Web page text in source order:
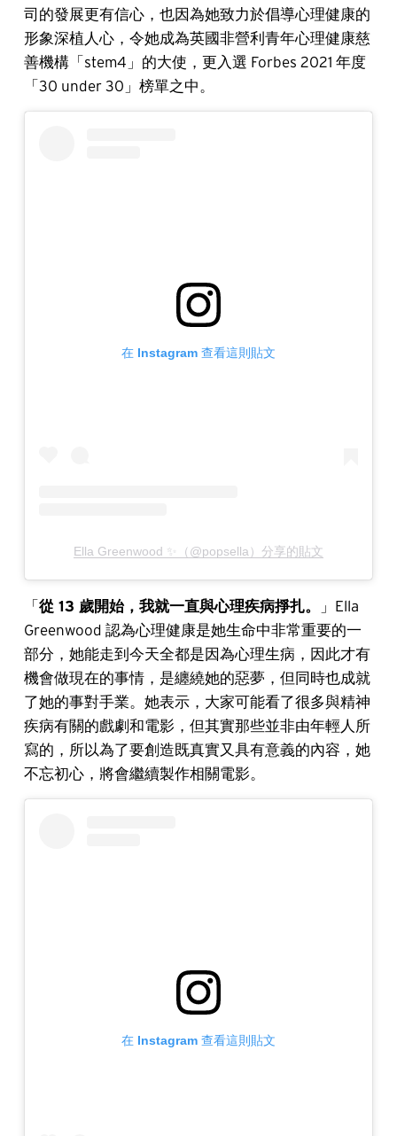
司的發展更有信心，也因為她致力於倡導心理健康的
形象深植人心，令她成為英國非營利青年心理健康慈
善機構「stem4」的大使，更入選 Forbes 2021 年度
「30 under 30」榜單之中。
在 Instagram 查看這則貼文
Ella Greenwood ✨（@popsella）分享的貼文
「 從 13 歲開始，我就一直與心理疾病掙扎。
」Ella
Greenwood 認為心理健康是她生命中非常重要的一
部分，她能走到今天全都是因為心理生病，因此才有
機會做現在的事情，是纏繞她的惡夢，但同時也成就
了她的事對手業。她表示，大家可能看了很多與精神
疾病有關的戲劇和電影，但其實那些並非由年輕人所
寫的，所以為了要創造既真實又具有意義的內容，她
不忘初心，將會繼續製作相關電影。
在 Instagram 查看這則貼文